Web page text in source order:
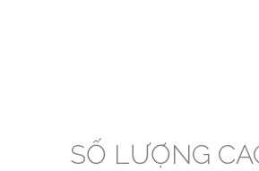
SỐ LƯỢNG